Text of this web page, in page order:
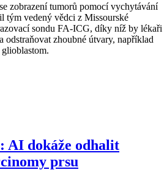
zobrazení tumorů pomocí vychytávání
tým vedený vědci z Missourské
sondu FA-ICG, díky níž by lékaři
odstraňovat zhoubné útvary, například
AI dokáže odhalit
prsu